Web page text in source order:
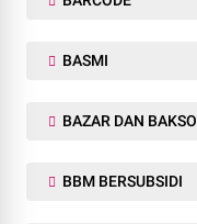
BASMI
BAZAR DAN BAKSOS RAMADHAN
BBM BERSUBSIDI